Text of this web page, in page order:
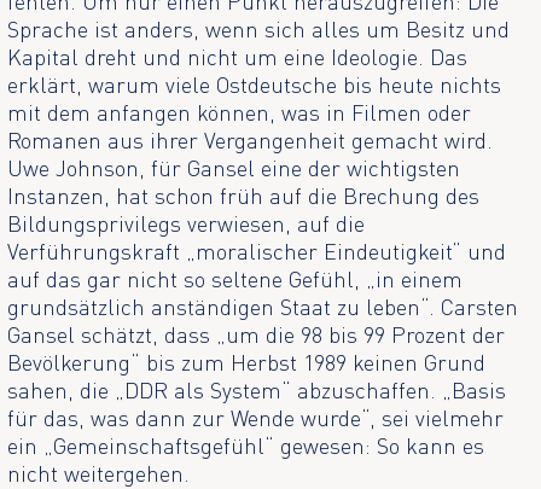
Sprache ist anders, wenn sich alles um Besitz und
Kapital dreht und nicht um eine Ideologie. Das
erklärt, warum viele Ostdeutsche bis heute nichts
mit dem anfangen können, was in Filmen oder
Romanen aus ihrer Vergangenheit gemacht wird.
Uwe Johnson, für Gansel eine der wichtigsten
Instanzen, hat schon früh auf die Brechung des
Bildungsprivilegs verwiesen, auf die
Verführungskraft „moralischer Eindeutigkeit“ und
auf das gar nicht so seltene Gefühl, „in einem
grundsätzlich anständigen Staat zu leben“. Carsten
Gansel schätzt, dass „um die 98 bis 99 Prozent der
Bevölkerung“ bis zum Herbst 1989 keinen Grund
sahen, die „DDR als System“ abzuschaffen. „Basis
für das, was dann zur Wende wurde“, sei vielmehr
ein „Gemeinschaftsgefühl“ gewesen: So kann es
nicht weitergehen.